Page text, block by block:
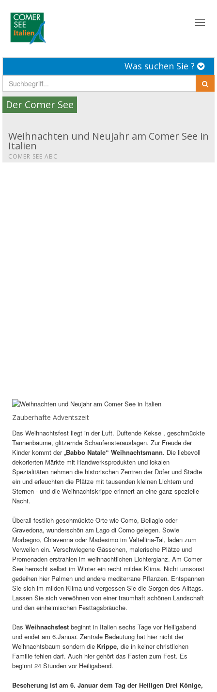
Was suchen Sie ?
Der Comer See
Weihnachten und Neujahr am Comer See in
Italien
COMER SEE ABC
Zauberhafte Adventszeit
Das Weihnachtsfest liegt in der Luft. Duftende Kekse , geschmückte
Tannenbäume, glitzernde Schaufensterauslagen. Zur Freude der
Kinder kommt der „Babbo Natale“ Weihnachtsmann. Die liebevoll
dekorierten Märkte mit Handwerksprodukten und lokalen
Spezialitäten nehmen die historischen Zentren der Döfer und Städte
ein und erleuchten die Plätze mit tausenden kleinen Lichtern und
Sternen - und die Weihnachtskrippe erinnert an eine ganz spezielle
Nacht.
Überall festlich geschmückte Orte wie Como, Bellagio oder
Gravedona, wunderschön am Lago di Como gelegen. Sowie
Morbegno, Chiavenna oder Madesimo im Valtellina-Tal, laden zum
Verweilen ein. Verschwiegene Gässchen, malerische Plätze und
Promenaden erstrahlen im weihnachtlichen Lichterglanz. Am Comer
See herrscht selbst im Winter ein recht mildes Klima. Nicht umsonst
gedeihen hier Palmen und andere mediterrane Pflanzen. Entspannen
Sie sich im milden Klima und vergessen Sie die Sorgen des Alltags.
Lassen Sie sich verwöhnen von einer traumhaft schönen Landschaft
und den einheimischen Festtagsbräuche.
Das Weihnachsfest beginnt in Italien sechs Tage vor Heiligabend
und endet am 6.Januar. Zentrale Bedeutung hat hier nicht der
Weihnachtsbaum sondern die Krippe, die in keiner christlichen
Familie fehlen darf. Auch hier gehört das Fasten zum Fest. Es
beginnt 24 Stunden vor Heiligabend.
Bescherung ist am 6. Januar dem Tag der Heiligen Drei Könige,